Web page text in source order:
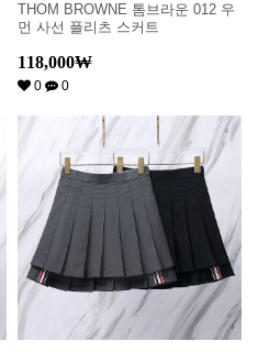
THOM BROWNE 톰브라운 012 우
먼 사선 플리츠 스커트
118,000₩
0 0